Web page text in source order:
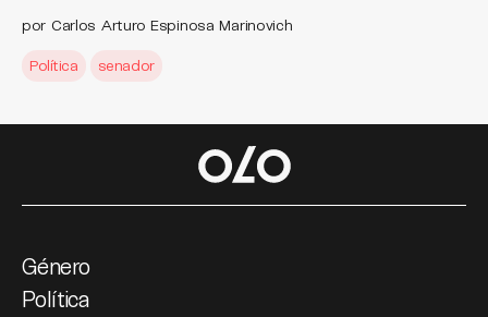
por Carlos Arturo Espinosa Marinovich
Política senador
Género
Política